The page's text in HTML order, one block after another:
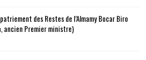
des Restes de l’Almamy Bocar Biro
ancien Premier ministre)